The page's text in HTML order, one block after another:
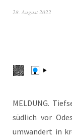
28. August 2022
MELDUNG.
süd­lich vor
umwan­dert in